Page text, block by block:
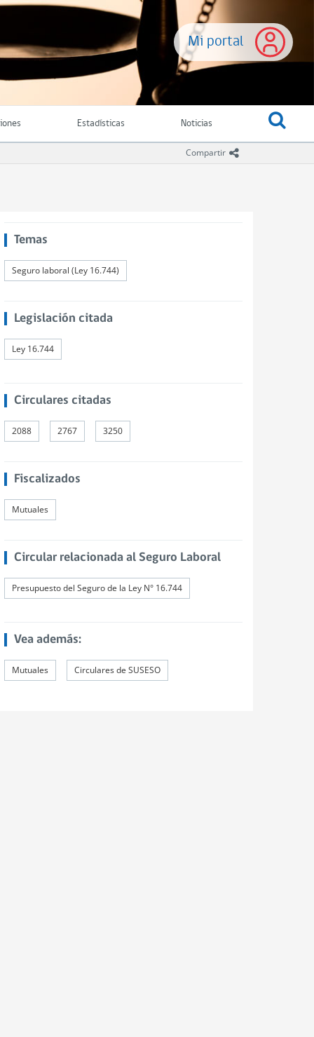
Mi portal
Estadísticas Noticias
Compartir icono compartir
Temas
Seguro laboral (Ley 16.744)
Legislación citada
Ley 16.744
Circulares citadas
2088 2767 3250
Fiscalizados
Mutuales
Circular relacionada al Seguro Laboral
Presupuesto del Seguro de la Ley N° 16.744
Vea además:
Mutuales Circulares de SUSESO